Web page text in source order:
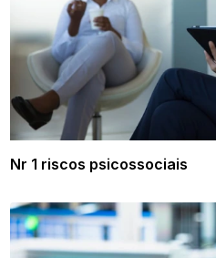
Nr 1 riscos psicossociais